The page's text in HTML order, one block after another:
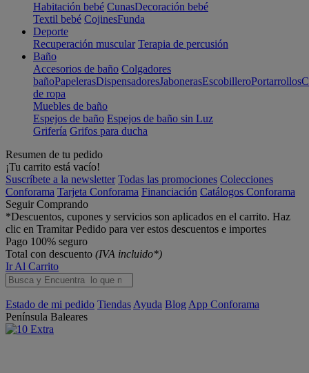
Habitación bebé CunasDecoración bebé
Textil bebé CojinesFunda
Deporte
Recuperación muscular Terapia de percusión
Baño
Accesorios de baño Colgadores
bañoPapelerasDispensadoresJabonerasEscobilleroPortarrollos
de ropa
Muebles de baño
Espejos de baño Espejos de baño sin Luz
Grifería Grifos para ducha
Resumen de tu pedido
¡Tu carrito está vacío!
Suscríbete a la newsletter Todas las promociones Colecciones
Conforama Tarjeta Conforama Financiación Catálogos Conforama
Seguir Comprando
*Descuentos, cupones y servicios son aplicados en el carrito. Haz
clic en Tramitar Pedido para ver estos descuentos e importes
Pago 100% seguro
Total con descuento (IVA incluido*)
Ir Al Carrito
Estado de mi pedido Tiendas Ayuda Blog App Conforama
Península Baleares